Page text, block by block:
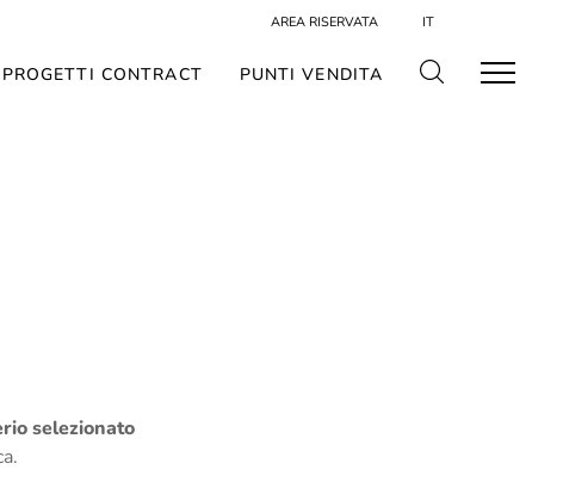
AREA RISERVATA IT
PROGETTI CONTRACT PUNTI VENDITA
selezionato